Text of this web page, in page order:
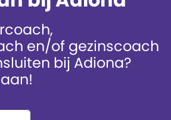
en/of gezinscoach
bij Adiona?